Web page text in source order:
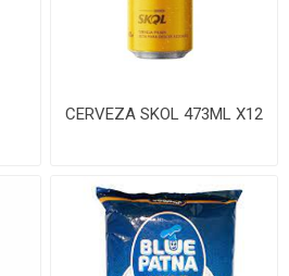
CERVEZA SKOL 473ML X12